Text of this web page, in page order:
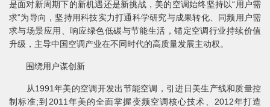
是面对新周期下的新机遇还是新挑战，美的空调始终坚持以“用户需
求”为导向，坚持用科技实力打通科学研究与成果转化、同频用户需
求与场景应用、响应绿色低碳与节能生活，锚定空调行业持续价值
升级，主导中国空调产业在不同时代的高质量发展主动权。
围绕用户谋创新
从1991年美的空调开发出节能空调，引进日美生产线和质量控
制标准;到2011年美的全面掌握变频空调核心技术、2012年打造